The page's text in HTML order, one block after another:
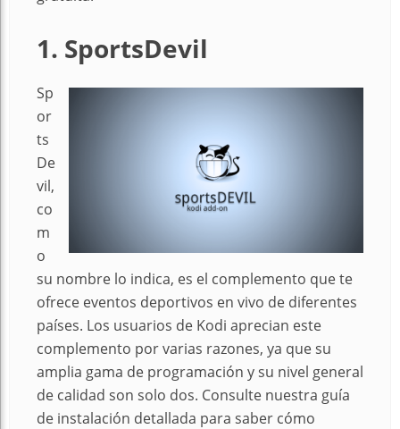
1. SportsDevil
Sp
or
ts
De
vil,
co
m
o
su nombre lo indica, es el complemento que te
ofrece eventos deportivos en vivo de diferentes
países. Los usuarios de Kodi aprecian este
complemento por varias razones, ya que su
amplia gama de programación y su nivel general
de calidad son solo dos. Consulte nuestra guía
de instalación detallada para saber cómo